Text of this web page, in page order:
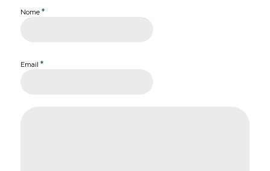
Nome *
Email *